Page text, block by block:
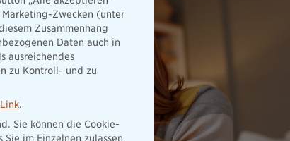
Zwecken (unter
Zusammenhang
Daten auch in
ausreichendes
zu Kontroll- und zu
Link.
Sie können die Cookie-
im Einzelnen zulassen